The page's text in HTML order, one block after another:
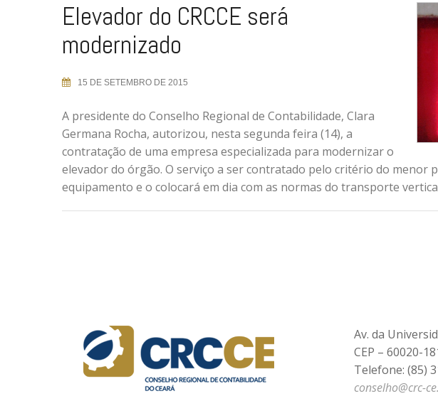
Elevador do CRCCE será
modernizado
15 DE SETEMBRO DE 2015
A presidente do Conselho Regional de Contabilidade, Clara
Germana Rocha, autorizou, nesta segunda feira (14), a
contratação de uma empresa especializada para modernizar o
elevador do órgão. O serviço a ser contratado pelo critério do menor
equipamento e o colocará em dia com as normas do transporte
Av. da
CEP – 60020-
Telefone: (85)
conselho@crc-